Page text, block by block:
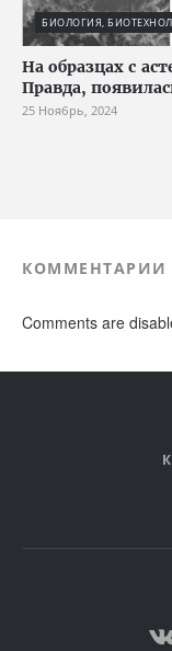
БИОЛОГИЯ,
На образцах с
Правда,
25 Ноябрь, 2024
КОММЕНТАРИИ
Comments are